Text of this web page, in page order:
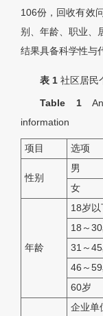
106份，回收有效
别、年龄、职业、
结果具备科学性与
表 1 社区居民
Table 1
information
项目 选项
性别
男
女
年龄
18岁以
18～
31～
46～
60岁
企业单